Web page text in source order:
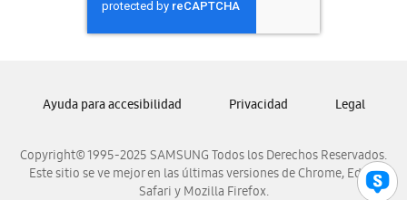
Samsung Nicaragua
Samsung Panamá
Samsung Venezuela
Copyright© 1995-2025 SAMSUNG Todos los Derechos Reservados.
Este sitio se ve mejor en las últimas versiones de Chrome, Edge,
Safari y Mozilla Firefox.
Ayuda para accesibilidad Privacidad Legal